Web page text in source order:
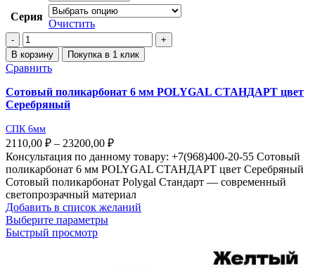
Серия
Очистить
В корзину Покупка в 1 клик
Сравнить
Сотовый поликарбонат 6 мм POLYGAL СТАНДАРТ цвет
Серебряный
СПК 6мм
2110,00 ₽ – 23200,00 ₽
Консультация по данному товару: +7(968)400-20-55 Сотовый
поликарбонат 6 мм POLYGAL СТАНДАРТ цвет Серебряный
Сотовый поликарбонат Polygal Стандарт — современный
светопрозрачный материал
Добавить в список желаний
Выберите параметры
Быстрый просмотр